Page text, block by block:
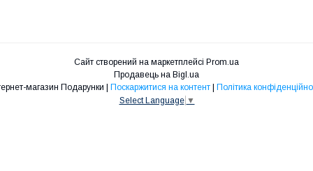
Сайт створений на маркетплейсі Prom.ua
Продавець на Bigl.ua
Інтернет-магазин Подарунки | Поскаржитися на контент | Політика
Select Language ▼